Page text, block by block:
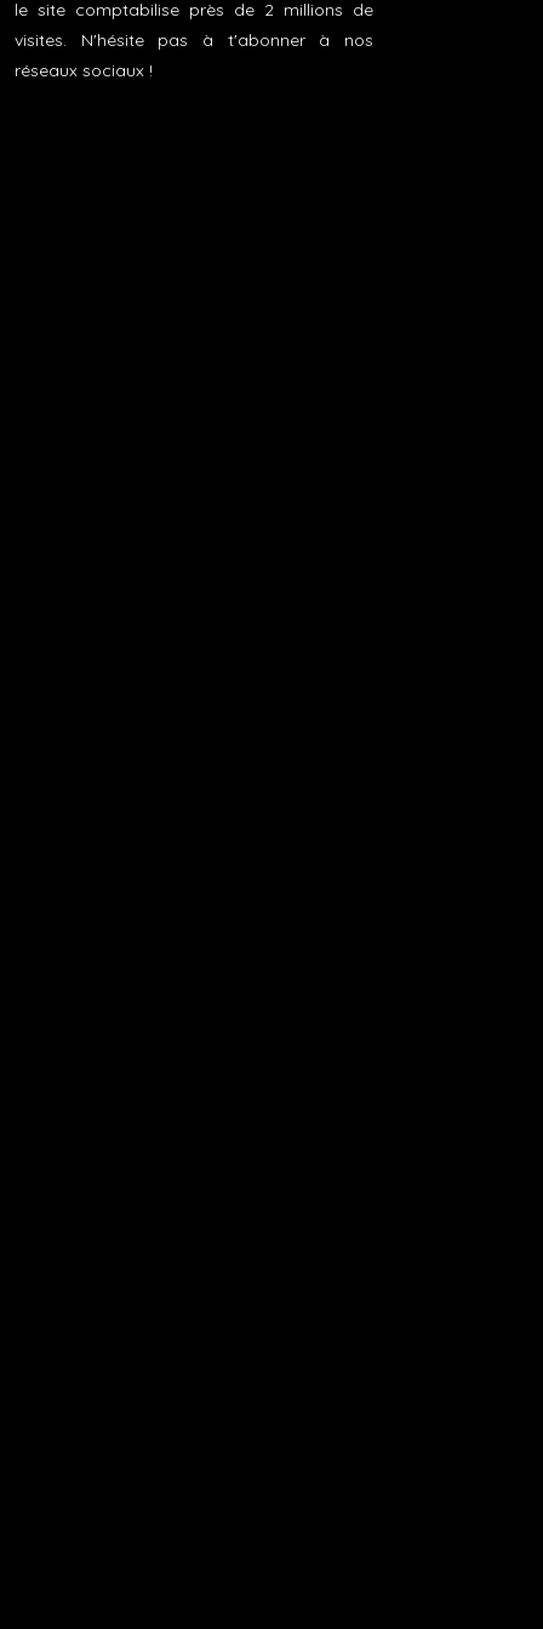
le site comptabilise près de 2 millions de
visites. N'hésite pas à t'abonner à nos
réseaux sociaux !